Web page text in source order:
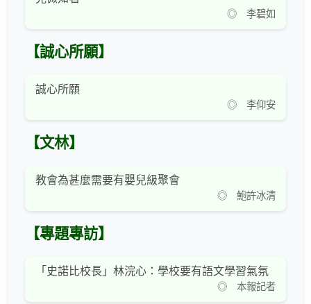
◎ 李碧如
【誠心所願】
誠心所願
◎ 李仰安
【文林】
教會為甚麼需要有嬰兒級聚會
◎ 鮑許冰清
【專題專訪】
「史諾比校長」林浣心：學校要有語文學習氣氛
◎ 本報記者